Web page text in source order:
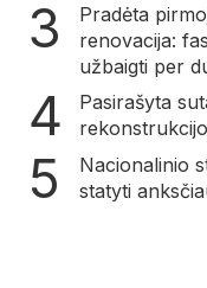
Pradėta
renovacija:
užbaigti per
Pasirašyta
Nacionalinio
statyti